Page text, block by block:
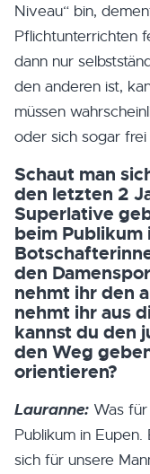
Niveau“ bin,
Pflichtunterrichten
dann nur
den anderen ist,
müssen
oder sich sogar frei
Schaut man
den letzten 2
Superlative
beim Publikum
den
nehmt ihr den
nehmt ihr aus
kannst du den
den Weg
orientieren?
Lauranne: Was
Publikum in
sich für unsere